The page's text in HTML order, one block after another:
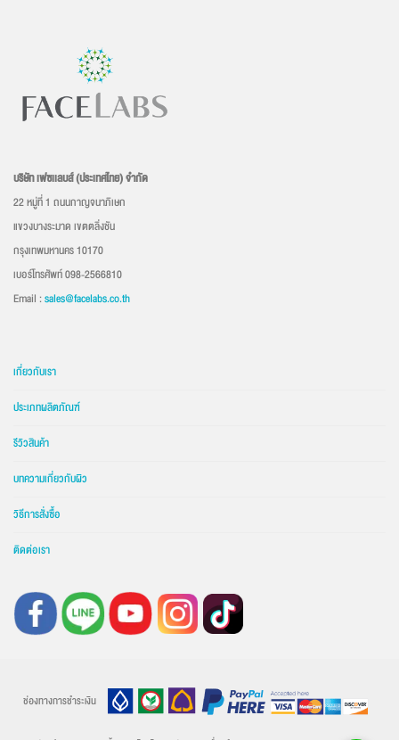
บริษัท เฟซเเลบส์ (ประเทศไทย) จำกัด
22 หมู่ที่ 1 ถนนกาญจนาภิเษก
แขวงบางระมาด เขตตลิ่งชัน
กรุงเทพมหานคร 10170
เบอร์โทรศัพท์ 098-2566810
Email :sales@facelabs.co.th
เกี่ยวกับเรา
ประเภทผลิตภัณฑ์
รีวิวสินค้า
บทความเกี่ยวกับผิว
วิธีการสั่งซื้อ
ติดต่อเรา
ช่องทางการชำระเงิน